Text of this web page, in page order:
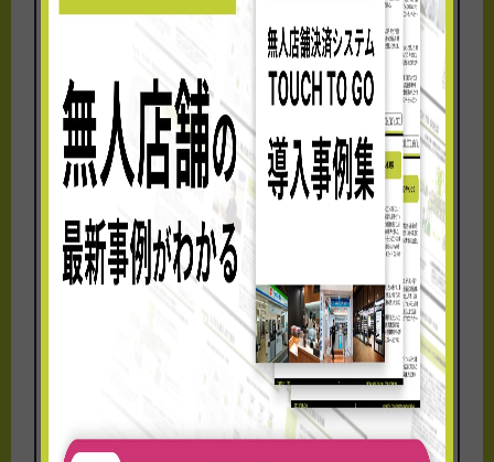
ダイワロイネットホテルズとTTGが連
ブランド初の無人コンビニを「ダイ
大和ハウスリアルティマネジメント株式会社
（本社：東京都千代田区、代表取締役社長：伊
藤 光博）...